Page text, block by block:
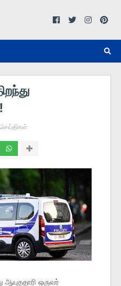
செய்திகள்
ஒருவர்